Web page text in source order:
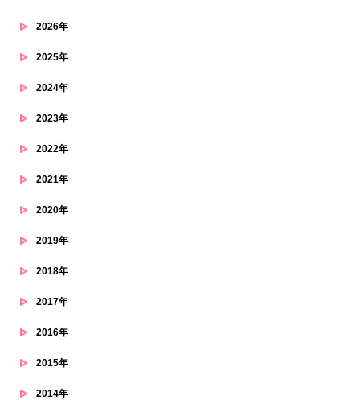
2026年
2025年
2024年
2023年
2022年
2021年
2020年
2019年
2018年
2017年
2016年
2015年
2014年